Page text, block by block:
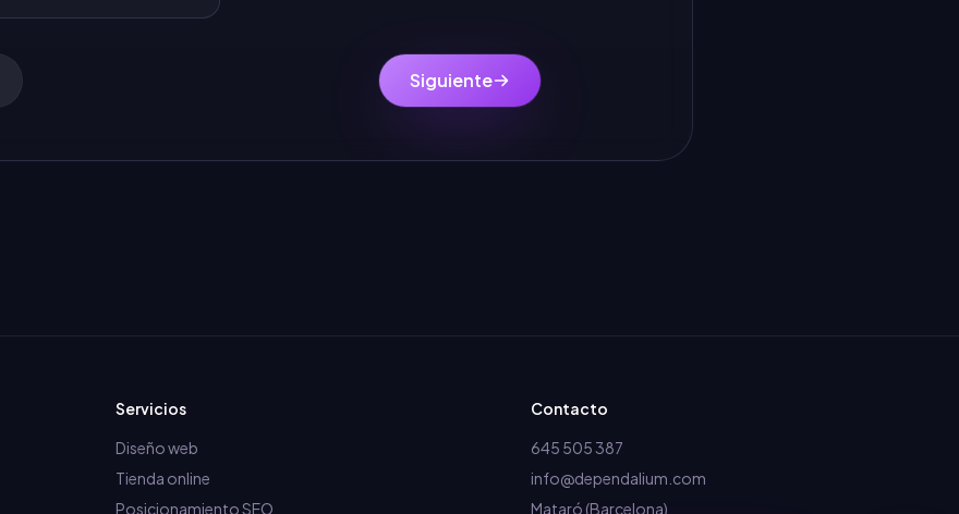
Siguiente
Servicios
Diseño web
Tienda online
Posicionamiento SEO
Contacto
645 505 387
info@dependalium.com
Mataró (Barcelona)